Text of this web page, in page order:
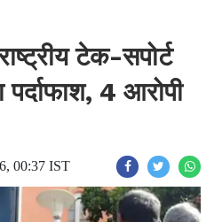
टेक-सपोर्ट
पर्दाफाश, 4 आरोपी
00:37 IST